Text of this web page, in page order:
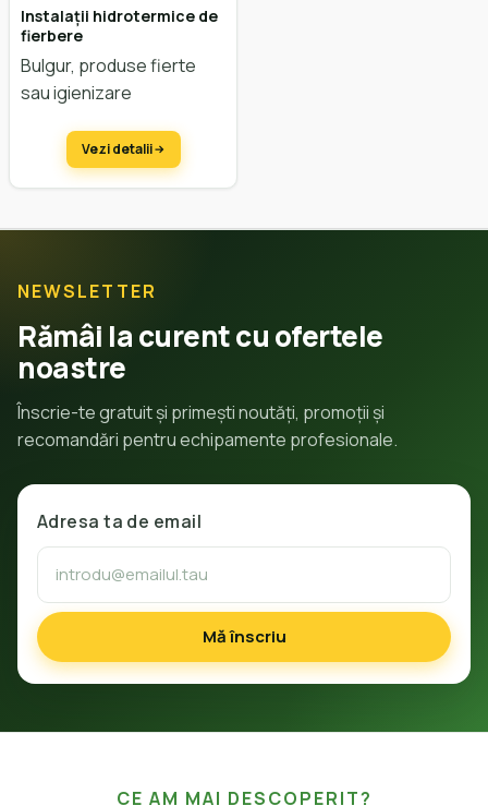
Instalații hidrotermice de
fierbere
Bulgur, produse fierte
sau igienizare
Vezi detalii
NEWSLETTER
Rămâi la curent cu ofertele
noastre
Înscrie-te gratuit și primești noutăți, promoții și
recomandări pentru echipamente profesionale.
Adresa ta de email
Mă înscriu
CE AM MAI DESCOPERIT?